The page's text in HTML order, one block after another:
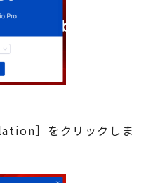
］をクリックしま